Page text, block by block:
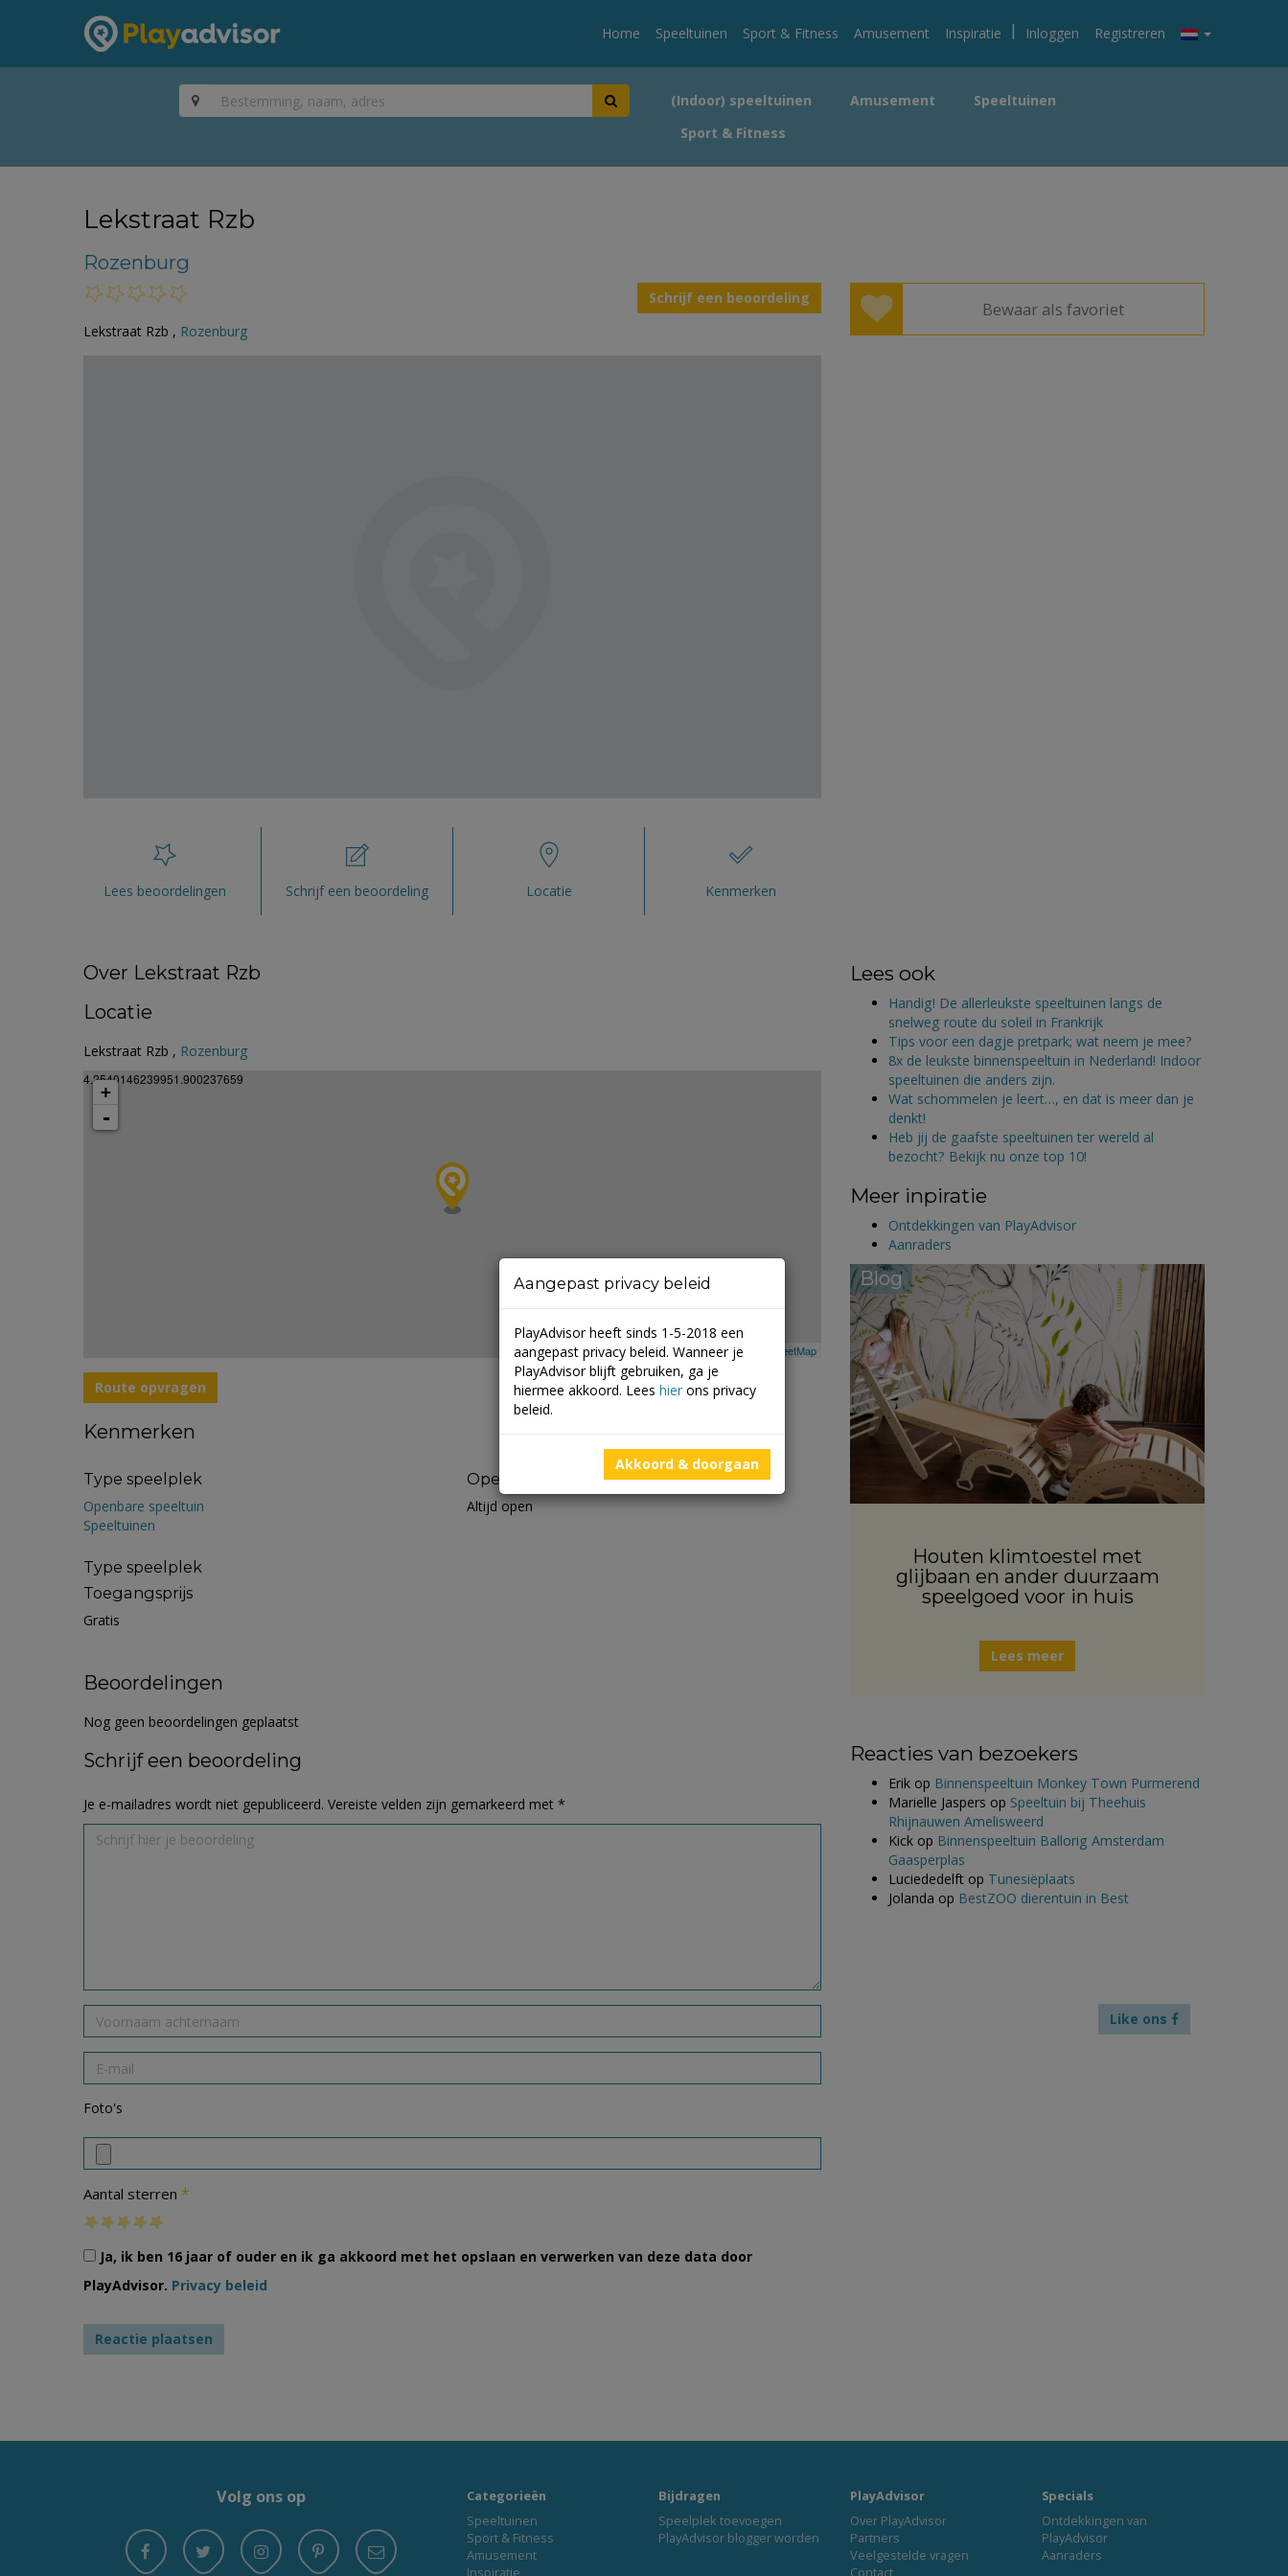
Home Speeltuinen Sport & Fitness Amusement Inspiratie | Inloggen Registreren
(Indoor) speeltuinen Amusement
Speeltuinen
Sport & Fitness
Lekstraat Rzb
Rozenburg
Schrijf een beoordeling
Lekstraat Rzb , Rozenburg
Bewaar als favoriet
Lees beoordelingen Schrijf een beoordeling Locatie Kenmerken
Over Lekstraat Rzb
Locatie
Lekstraat Rzb , Rozenburg
4.2540146239951.900237659
+
-
Leaflet | ©Mapbox © OpenStreetMap
Route opvragen
Kenmerken
Type speelplek
Openbare speeltuin
Speeltuinen
Type speelplek
Toegangsprijs
Gratis
Openingstijden
Altijd open
Beoordelingen
Nog geen beoordelingen geplaatst
Schrijf een beoordeling
Je e-mailadres wordt niet gepubliceerd. Vereiste velden zijn gemarkeerd met *
Foto's
Aantal sterren *
Ja, ik ben 16 jaar of ouder en ik ga akkoord met het opslaan en verwerken van deze data door
PlayAdvisor. Privacy beleid
Lees ook
Handig! De allerleukste speeltuinen langs de
snelweg route du soleil in Frankrijk
Tips voor een dagje pretpark; wat neem je mee?
8x de leukste binnenspeeltuin in Nederland! Indoor
speeltuinen die anders zijn.
Wat schommelen je leert…, en dat is meer dan je
denkt!
Heb jij de gaafste speeltuinen ter wereld al
bezocht? Bekijk nu onze top 10!
Meer inpiratie
Ontdekkingen van PlayAdvisor
Aanraders
Blog
Houten klimtoestel met
glijbaan en ander duurzaam
speelgoed voor in huis
Lees meer
Reacties van bezoekers
Erik op Binnenspeeltuin Monkey Town Purmerend
Marielle Jaspers op Speeltuin bij Theehuis
Rhijnauwen Amelisweerd
Kick op Binnenspeeltuin Ballorig Amsterdam
Gaasperplas
Luciededelft op Tunesiëplaats
Jolanda op BestZOO dierentuin in Best
Like ons
Volg ons op
Categorieën
Speeltuinen
Sport & Fitness
Amusement
Inspiratie
Bijdragen
Speelplek toevoegen
PlayAdvisor blogger worden
PlayAdvisor
Over PlayAdvisor
Partners
Veelgestelde vragen
Contact
Specials
Ontdekkingen van
PlayAdvisor
Aanraders
Aangepast privacy beleid
PlayAdvisor heeft sinds 1-5-2018 een
aangepast privacy beleid. Wanneer je
PlayAdvisor blijft gebruiken, ga je
hiermee akkoord. Lees hier ons privacy
beleid.
Akkoord & doorgaan